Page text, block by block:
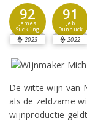
92
James
Suckling
2023
91
Jeb
Dunnuck
2022
De witte wijn van
als de zeldzame
wijnproductie